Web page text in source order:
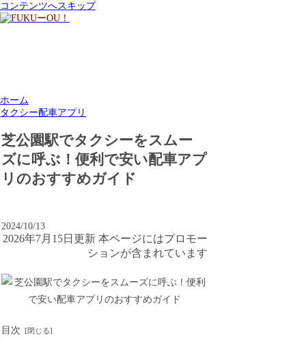
コンテンツへスキップ
ホーム
タクシー配車アプリ
芝公園駅でタクシーをスムー
ズに呼ぶ！便利で安い配車アプ
リのおすすめガイド
2024/10/13
2026年7月15日更新 本ページにはプロモー
ションが含まれています
目次